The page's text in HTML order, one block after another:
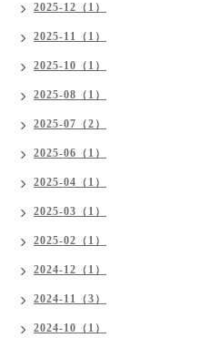
2025-12（1）
2025-11（1）
2025-10（1）
2025-08（1）
2025-07（2）
2025-06（1）
2025-04（1）
2025-03（1）
2025-02（1）
2024-12（1）
2024-11（3）
2024-10（1）